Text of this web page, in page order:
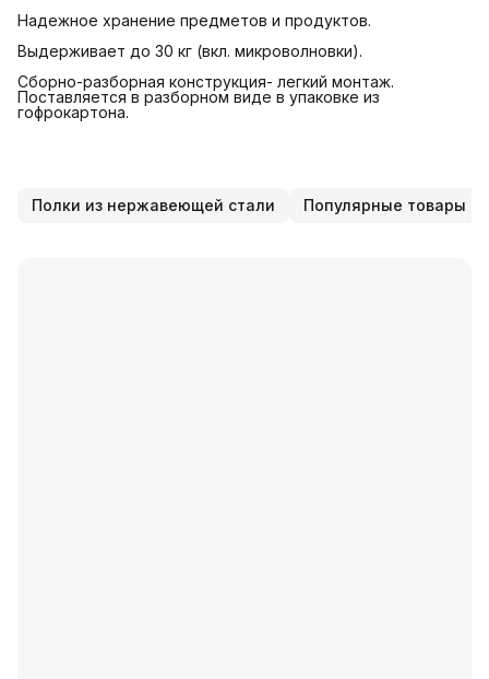
Надежное хранение предметов и продуктов.
Выдерживает до 30 кг (вкл. микроволновки).
Сборно-разборная конструкция- легкий монтаж.
Поставляется в разборном виде в упаковке из
гофрокартона.
Полки из нержавеющей стали Популярные товары